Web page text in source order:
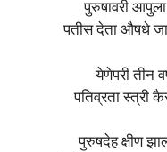
पुरुषावरी
पतीस देता औषधे
येणेपरी तीन
पतिव्रता स्त्री
पुरुषदेह क्षीण